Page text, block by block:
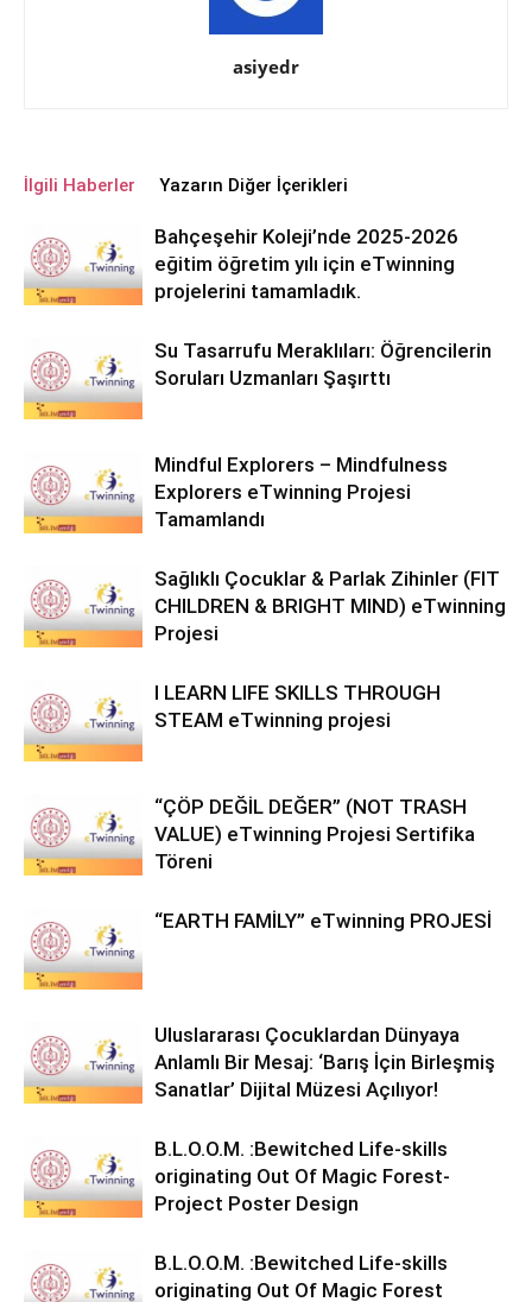
asiyedr
İlgili Haberler Yazarın Diğer İçerikleri
Bahçeşehir Koleji’nde 2025-2026
eğitim öğretim yılı için eTwinning
projelerini tamamladık.
Su Tasarrufu Meraklıları: Öğrencilerin
Soruları Uzmanları Şaşırttı
Mindful Explorers – Mindfulness
Explorers eTwinning Projesi
Tamamlandı
Sağlıklı Çocuklar & Parlak Zihinler (FIT
CHILDREN & BRIGHT MIND) eTwinning
Projesi
I LEARN LIFE SKILLS THROUGH
STEAM eTwinning projesi
“ÇÖP DEĞİL DEĞER” (NOT TRASH
VALUE) eTwinning Projesi Sertifika
Töreni
“EARTH FAMİLY” eTwinning PROJESİ
Uluslararası Çocuklardan Dünyaya
Anlamlı Bir Mesaj: ‘Barış İçin Birleşmiş
Sanatlar’ Dijital Müzesi Açılıyor!
B.L.O.O.M. :Bewitched Life-skills
originating Out Of Magic Forest-
Project Poster Design
B.L.O.O.M. :Bewitched Life-skills
originating Out Of Magic Forest